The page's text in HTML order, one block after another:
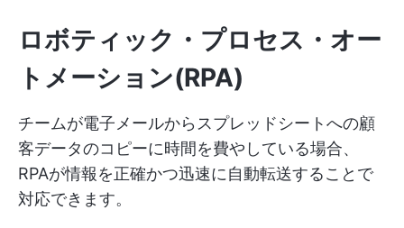
ロボティック・プロセス・オー
トメーション(RPA)
チームが電子メールからスプレッドシートへの顧
客データのコピーに時間を費やしている場合、
RPAが情報を正確かつ迅速に自動転送することで
対応できます。